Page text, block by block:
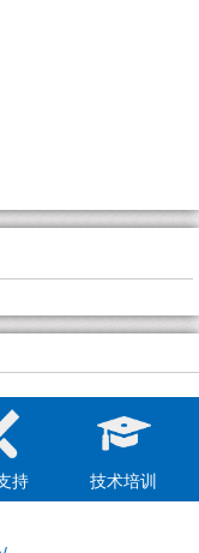
持 技术培训